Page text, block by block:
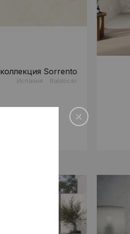
коллекция Sorrento
Испания Baldocer